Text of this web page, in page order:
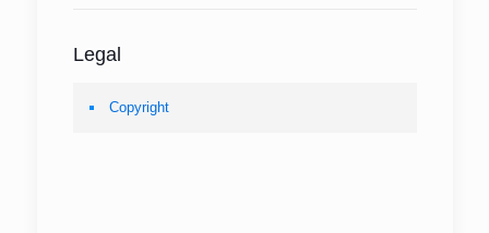
Legal
Copyright